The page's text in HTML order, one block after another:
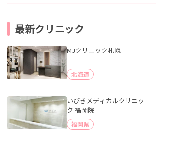
最新クリニック
MJクリニック札幌
北海道
いびきメディカルクリニッ
ク 福岡院
福岡県